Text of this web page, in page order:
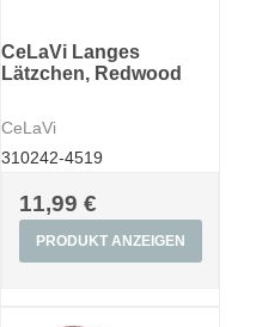
CeLaVi Langes
Lätzchen, Redwood
CeLaVi
310242-4519
11,99 €
PRODUKT ANZEIGEN